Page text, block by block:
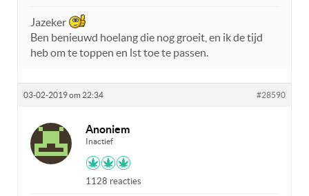
Jazeker
Ben benieuwd hoelang die nog groeit, en ik de tijd
heb om te toppen en lst toe te passen.
03-02-2019 om 22:34 #28590
Anoniem
Inactief
1128 reacties